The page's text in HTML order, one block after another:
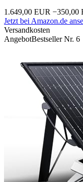
1.649,00 EUR −350,00
Jetzt bei Amazon.de
Versandkosten
AngebotBestseller Nr. 6